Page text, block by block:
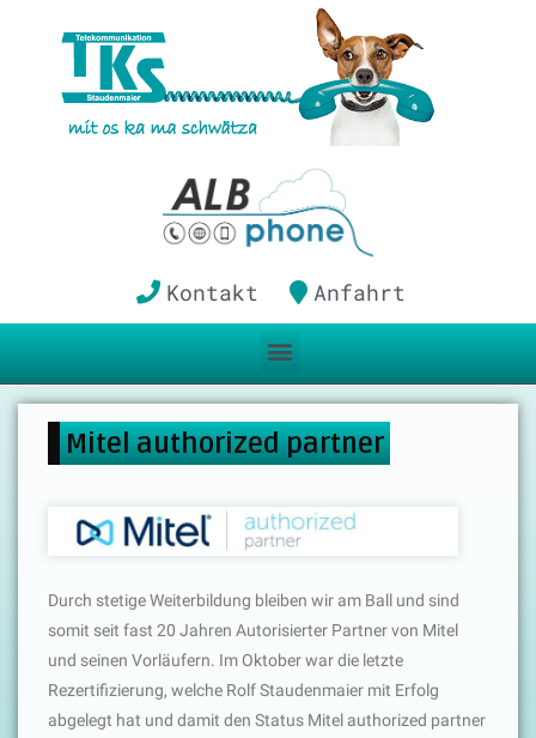
Kontakt Anfahrt
Mitel authorized partner
Durch stetige Weiterbildung bleiben wir am Ball und sind
somit seit fast 20 Jahren Autorisierter Partner von Mitel
und seinen Vorläufern. Im Oktober war die letzte
Rezertifizierung, welche Rolf Staudenmaier mit Erfolg
abgelegt hat und damit den Status Mitel authorized partner